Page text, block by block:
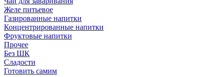
Желе питьевое
Газированные напитки
Концентрированные напитки
Фруктовые напитки
Прочее
Без ШК
Сладости
Готовить самим